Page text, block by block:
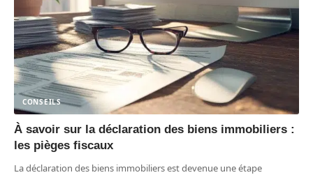
CONSEILS
À savoir sur la déclaration des biens immobiliers :
les pièges fiscaux
La déclaration des biens immobiliers est devenue une étape